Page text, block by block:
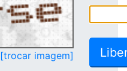
[trocar imagem]